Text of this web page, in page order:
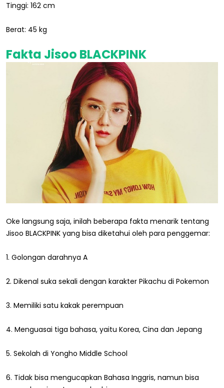
Tinggi: 162 cm
Berat: 45 kg
Fakta Jisoo BLACKPINK
Oke langsung saja, inilah beberapa fakta menarik tentang
Jisoo BLACKPINK yang bisa diketahui oleh para penggemar:
1. Golongan darahnya A
2. Dikenal suka sekali dengan karakter Pikachu di Pokemon
3. Memiliki satu kakak perempuan
4. Menguasai tiga bahasa, yaitu Korea, Cina dan Jepang
5. Sekolah di Yongho Middle School
6. Tidak bisa mengucapkan Bahasa Inggris, namun bisa